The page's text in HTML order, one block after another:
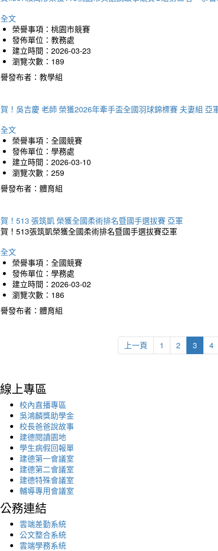
文
榮譽事項：桃園市競賽
發佈單位：教務處
建立時間：2026-03-23
瀏覽次數：189
發布者：教學組
！吳吉慶 老師 榮獲2026年牽手盃全國羽球錦標賽 夫妻組 亞
文
榮譽事項：全國競賽
發佈單位：學務處
建立時間：2026-03-10
瀏覽次數：259
發布者：體育組
！513 張筑凱 榮獲全國柔術排名暨國手選拔賽 亞軍
！513張筑凱榮獲全國柔術排名暨國手選拔賽亞軍
文
榮譽事項：全國競賽
發佈單位：學務處
建立時間：2026-03-02
瀏覽次數：186
發布者：體育組
上一頁 1 2 3 4
線上專區
校內直播專區
吳鴻麟獎助學金
校長爸爸說故事
建德閱讀園地
學生病假回報單
建德第一會議室
建德第二會議室
建德特殊會議室
輔導專用會議室
公務連結
雲端差勤系統
公文整合系統
雲端學務系統